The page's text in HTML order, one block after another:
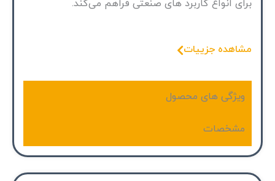
برای انواع کاربرد های صنعتی فراهم می‌کند.
مشاهده جزییات
ویژگی های محصول
مشخصات